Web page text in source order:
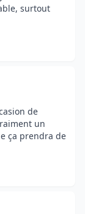
surtout
de
un
ça prendra de